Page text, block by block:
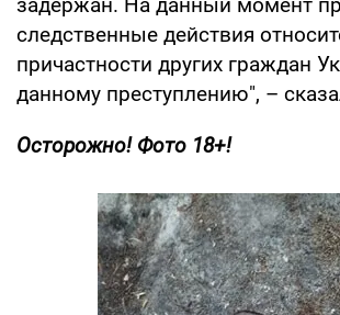
следственные действия
причастности других граждан
данному преступлению", –
Осторожно! Фото 18+!